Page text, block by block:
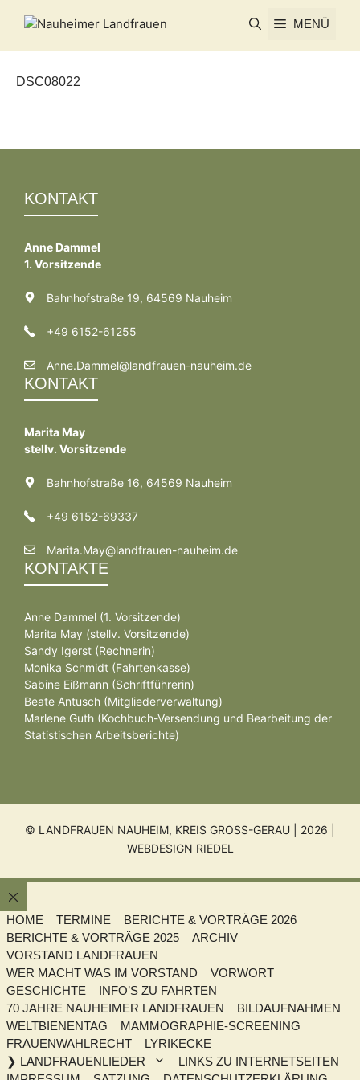
Inhalt
MENÜ
DSC08022
KONTAKT
Anne Dammel
1. Vorsitzende
Bahnhofstraße 19, 64569 Nauheim
+49 6152-61255
Anne.Dammel@landfrauen-nauheim.de
KONTAKT
Marita May
stellv. Vorsitzende
Bahnhofstraße 16, 64569 Nauheim
+49 6152-69337
Marita.May@landfrauen-nauheim.de
KONTAKTE
Anne Dammel (1. Vorsitzende)
Marita May (stellv. Vorsitzende)
Sandy Igerst (Rechnerin)
Monika Schmidt (Fahrtenkasse)
Sabine Eißmann (Schriftführerin)
Beate Antusch (Mitgliederverwaltung)
Marlene Guth (Kochbuch-Versendung und Bearbeitung der
Statistischen Arbeitsberichte)
© LANDFRAUEN NAUHEIM, KREIS GROSS-GERAU | 2026 |
WEBDESIGN RIEDEL
Schließen
HOME
TERMINE
BERICHTE & VORTRÄGE 2026
BERICHTE & VORTRÄGE 2025
ARCHIV
VORSTAND LANDFRAUEN
WER MACHT WAS IM VORSTAND
VORWORT
GESCHICHTE
INFO’S ZU FAHRTEN
70 JAHRE NAUHEIMER LANDFRAUEN
BILDAUFNAHMEN
WELTBIENENTAG
MAMMOGRAPHIE-SCREENING
FRAUENWAHLRECHT
LYRIKECKE
❯ LANDFRAUENLIEDER
LINKS ZU INTERNETSEITEN